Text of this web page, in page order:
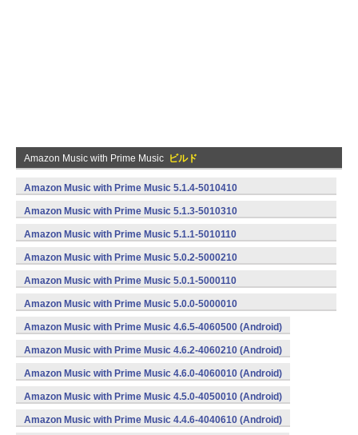
Amazon Music with Prime Music ビルド
Amazon Music with Prime Music 5.1.4-5010410
(armeabi,x86) (Android)
Amazon Music with Prime Music 5.1.3-5010310
(armeabi,x86) (Android)
Amazon Music with Prime Music 5.1.1-5010110
(armeabi,x86) (Android)
Amazon Music with Prime Music 5.0.2-5000210
(armeabi,x86) (Android)
Amazon Music with Prime Music 5.0.1-5000110
(armeabi,x86) (Android)
Amazon Music with Prime Music 5.0.0-5000010
(armeabi,x86) (Android)
Amazon Music with Prime Music 4.6.5-4060500 (Android)
Amazon Music with Prime Music 4.6.2-4060210 (Android)
Amazon Music with Prime Music 4.6.0-4060010 (Android)
Amazon Music with Prime Music 4.5.0-4050010 (Android)
Amazon Music with Prime Music 4.4.6-4040610 (Android)